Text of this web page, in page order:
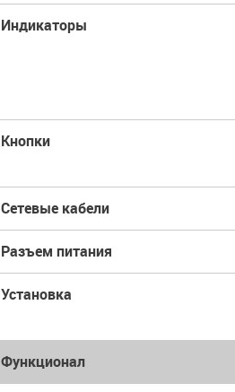
Индикаторы
Кнопки
Сетевые кабели
Разъем питания
Установка
Функционал